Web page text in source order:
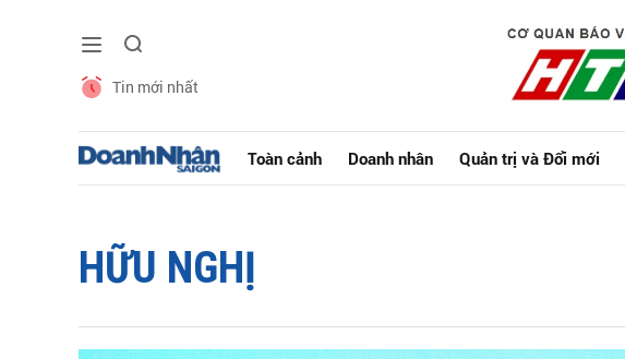
Tin mới nhất
Toàn cảnh Doanh nhân Quản trị và Đổi mới
HỮU NGHỊ